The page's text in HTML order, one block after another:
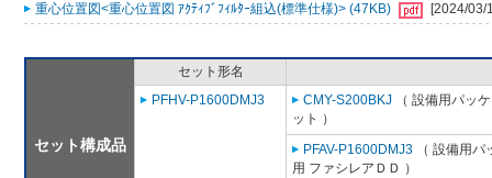
重心位置図<重心位置図 ｱｸﾃｨﾌﾞﾌｨﾙﾀｰ組込(標準仕様)> (47KB)
[2024/03/
セット構成品
セット形名
PFHV-P1600DMJ3
CMY-S200BKJ （ 設備用パッ
ット ）
PFAV-P1600DMJ3 （ 設備用
用 ファシレアＤＤ ）